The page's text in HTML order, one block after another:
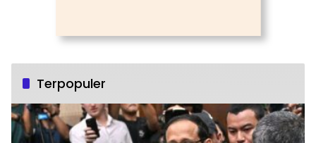
Terpopuler